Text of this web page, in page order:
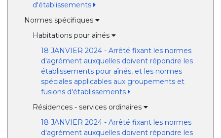
d'établissements
Normes spécifiques
Habitations pour aînés
18 JANVIER 2024 - Arrêté fixant les normes
d'agrément auxquelles doivent répondre les
établissements pour aînés, et les normes
spéciales applicables aux groupements et
fusions d'établissements
Résidences - services ordinaires
18 JANVIER 2024 - Arrêté fixant les normes
d'agrément auxquelles doivent répondre les